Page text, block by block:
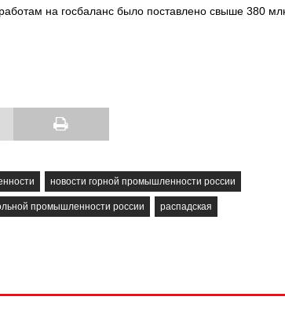
на госбаланс было поставлено свыше 380
новости горной промышленности россии
промышленности россии распадская